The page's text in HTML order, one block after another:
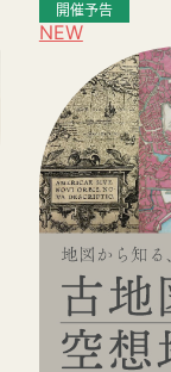
NEW
開催予告